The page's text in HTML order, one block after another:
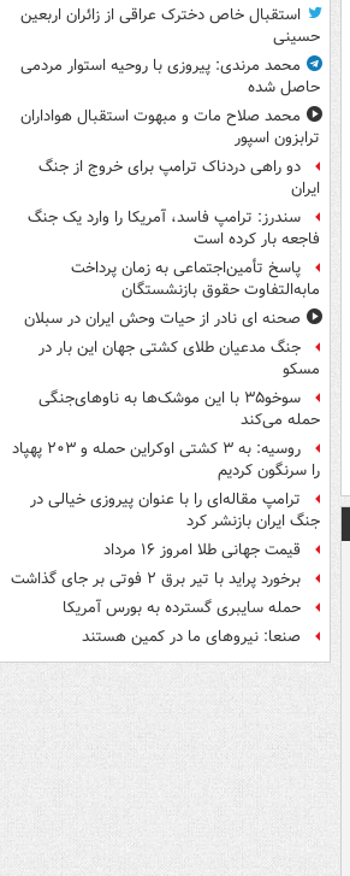
استقبال خاص دخترک عراقی از زائران اربعین
حسینی
محمد مرندی: پیروزی با روحیه استوار مردمی
حاصل شده
محمد صلاح مات و مبهوت استقبال هواداران
ترابزون اسپور
دو راهی دردناک ترامپ برای خروج از جنگ
ایران
سندرز: ترامپ فاسد، آمریکا را وارد یک جنگ
فاجعه بار کرده است
پاسخ تأمین‌اجتماعی به زمان پرداخت
مابه‌التفاوت حقوق بازنشستگان
صحنه ای نادر از حیات وحش ایران در سبلان
جنگ مدعیان طلای کشتی جهان این بار در
مسکو
سوخو۳۵ با این موشک‌ها به ناوهای‌جنگی
حمله می‌کند
روسیه: به ۳ کشتی اوکراین حمله و ۲۰۳ پهپاد
را سرنگون کردیم
ترامپ مقاله‌ای را با عنوان پیروزی خیالی در
جنگ ایران بازنشر کرد
قیمت جهانی طلا امروز ۱۶ مرداد
برخورد پراید با تیر برق ۲ فوتی بر جای گذاشت
حمله سایبری گسترده به بورس آمریکا
صنعا: نیروهای ما در کمین‌ هستند